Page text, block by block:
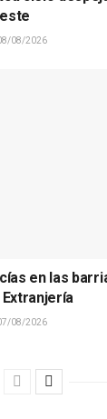
08/2026
en las
08/2026